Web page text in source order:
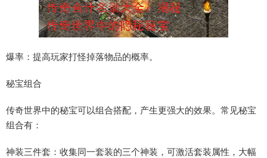
爆率：提高玩家打怪掉落物品的概率。
秘宝组合
传奇世界中的秘宝可以组合搭配，产生更强大的效果。常见秘宝
组合有：
神装三件套：收集同一套装的三个神装，可激活套装属性，大幅